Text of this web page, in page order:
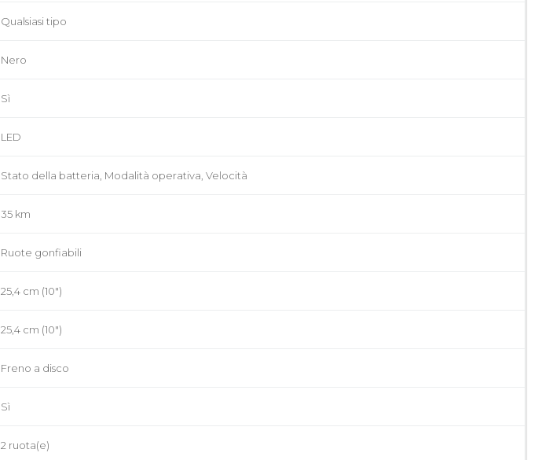
Qualsiasi tipo
Nero
Sì
LED
Stato della batteria, Modalità operativa, Velocità
35 km
Ruote gonfiabili
25,4 cm (10")
25,4 cm (10")
Freno a disco
Sì
2 ruota(e)